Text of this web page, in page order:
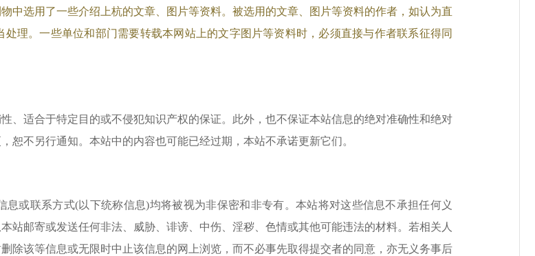
中选用了一些介绍上杭的文章、图片等资料。被选用的文章、图片等资料的作者，如认为直
理。一些单位和部门需要转载本网站上的文字图片等资料时，必须直接与作者联系征得同
适合于特定目的或不侵犯知识产权的保证。此外，也不保证本站信息的绝对准确性和绝对
恕不另行通知。本站中的内容也可能已经过期，本站不承诺更新它们。
息或联系方式(以下统称信息)均将被视为非保密和非专有。本站将对这些信息不承担任何义
站邮寄或发送任何非法、威胁、诽谤、中伤、淫秽、色情或其他可能违法的材料。若相关人
除该等信息或无限时中止该信息的网上浏览，而不必事先取得提交者的同意，亦无义务事后